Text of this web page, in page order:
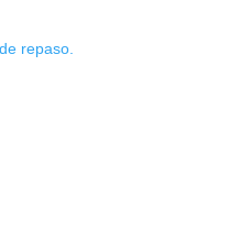
repaso.